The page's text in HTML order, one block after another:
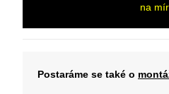
na
Postaráme se také o